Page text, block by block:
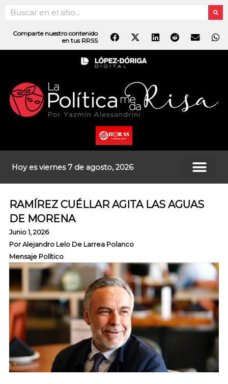
contenido
Search
Comparte nuestro contenido
en tus RRSS
Hoy es viernes 7 de agosto, 2026
RAMÍREZ CUÉLLAR AGITA LAS AGUAS
DE MORENA
Junio 1, 2026
PorAlejandro Lelo De Larrea Polanco
Mensaje Político